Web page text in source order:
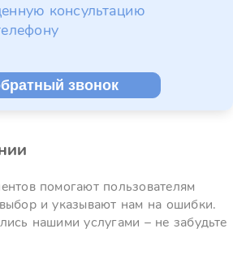
консультацию
звонок
помогают пользователям
и указывают нам на ошибки.
нашими услугами – не забудьте